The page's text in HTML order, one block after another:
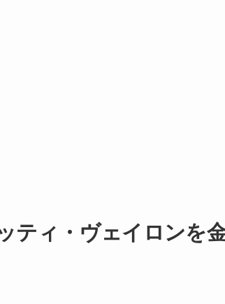
ティ・ヴェイロンを